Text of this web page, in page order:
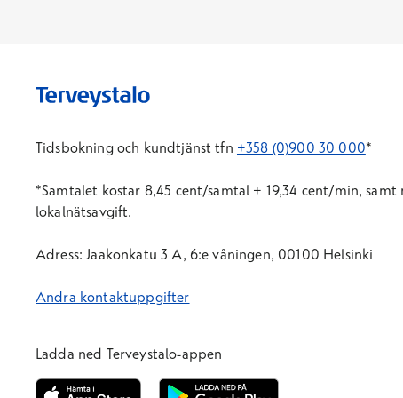
Tidsbokning och kundtjänst tfn +358 (0)900 30 000*
*Samtalet kostar 8,45 cent/samtal + 19,34 cent/min,
lokalnätsavgift.
Adress: Jaakonkatu 3 A, 6:e våningen, 00100 Helsinki
Andra kontaktuppgifter
Ladda ned Terveystalo-appen